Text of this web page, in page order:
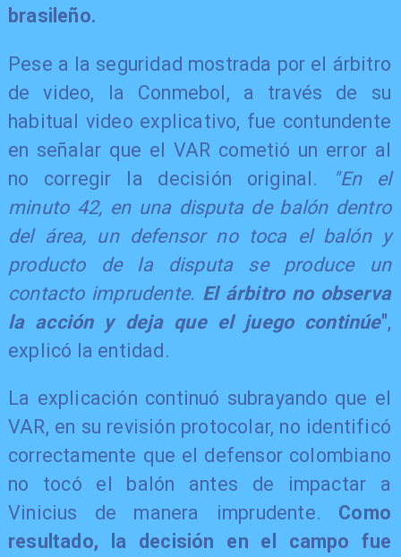
brasileño.
Pese a la seguridad mostrada por el árbitro
de video, la Conmebol, a través de su
habitual video explicativo, fue contundente
en señalar que el VAR cometió un error al
no corregir la decisión original.
"En el
minuto 42, en una disputa de balón dentro
del área, un defensor no toca el balón y
producto de la disputa se produce un
contacto imprudente. El árbitro no observa
la acción y deja que el juego continúe",
explicó la entidad.
La explicación continuó subrayando que el
VAR, en su revisión protocolar, no identificó
correctamente que el defensor colombiano
no tocó el balón antes de impactar a
Vinicius de manera imprudente. Como
resultado, la decisión en el campo fue